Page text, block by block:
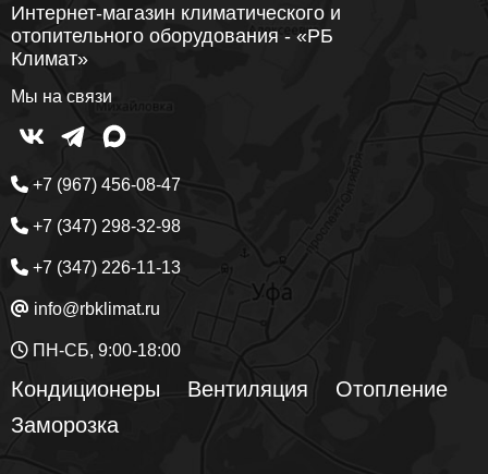
Интернет-магазин климатического и
отопительного оборудования - «РБ
Климат»
Мы на связи
+7 (967) 456-08-47
+7 (347) 298-32-98
+7 (347) 226-11-13
info@rbklimat.ru
ПН-СБ, 9:00-18:00
Кондиционеры Вентиляция
Отопление
Заморозка